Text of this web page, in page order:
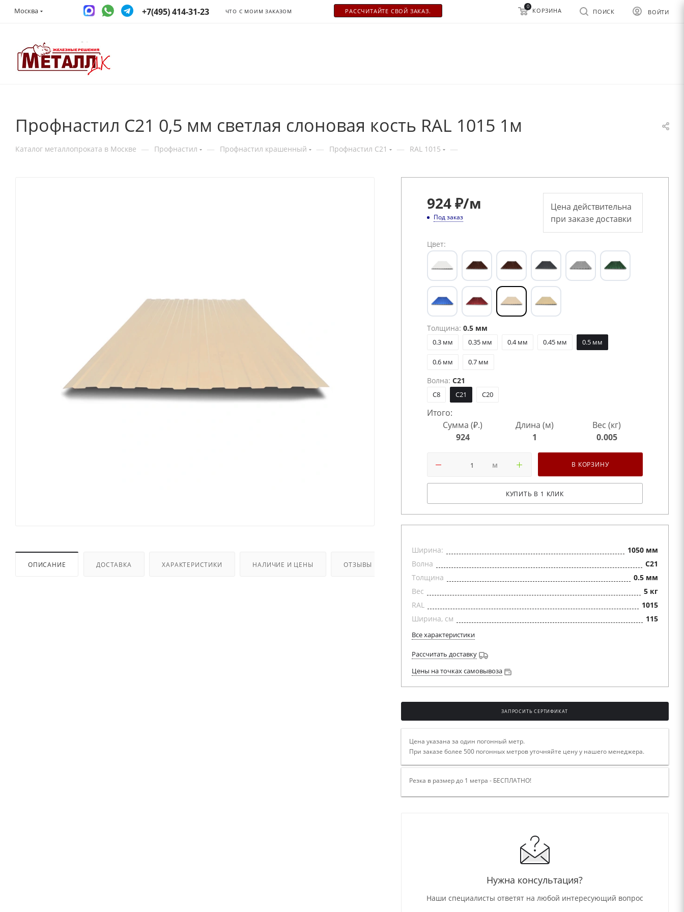
Москва +7(495) 414-31-23 ЧТО С МОИМ ЗАКАЗОМ РАСCЧИТАЙТЕ СВОЙ ЗАКАЗ. ВОЙТИ
ПОИСК
0
КОРЗИНА
Профнастил С21 0,5 мм светлая слоновая кость RAL 1015 1м
Каталог металлопроката в Москве — Профнастил — Профнастил крашенный — Профнастил С21 — RAL 1015 —
ОПИСАНИЕ ДОСТАВКА ХАРАКТЕРИСТИКИ НАЛИЧИЕ И ЦЕНЫ ОТЗЫВЫ
924₽/м
Под заказ
Цена действительна
при заказе доставки
Цвет:
Толщина: 0.5 мм
0.3 мм 0.35 мм 0.4 мм 0.45 мм 0.5 мм
0.6 мм 0.7 мм
Волна: C21
C8 C21 C20
Итого:
Сумма (₽.)
924
Длина (м)
1
Вес (кг)
0.005
м В КОРЗИНУ
КУПИТЬ В 1 КЛИК
Ширина:
1050 мм
Волна
C21
Толщина
0.5 мм
Вес
5 кг
RAL
1015
Ширина, см
115
Все характеристики
Рассчитать доставку
Цены на точках самовывоза
ЗАПРОСИТЬ СЕРТИФИКАТ
Цена указана за один погонный метр.
При заказе более 500 погонных метров уточняйте цену у нашего менеджера.
Резка в размер до 1 метра - БЕСПЛАТНО!
Нужна консультация?
Наши специалисты ответят на любой интересующий вопрос